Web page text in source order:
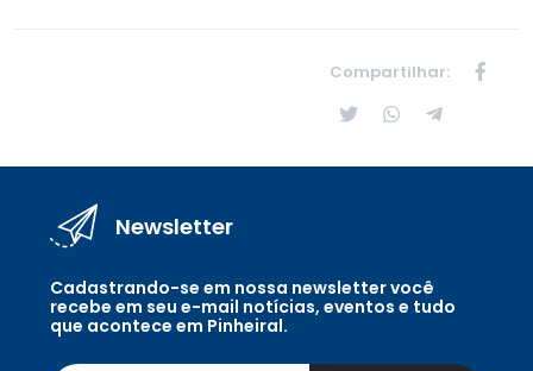
Compartilhar:
Newsletter
Cadastrando-se em nossa newsletter você
recebe em seu e-mail notícias, eventos e tudo
que acontece em Pinheiral.